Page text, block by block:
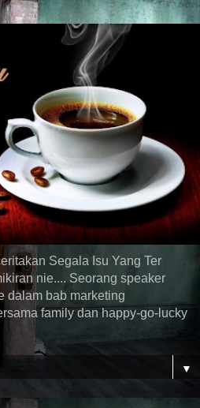
Segala Isu Yang Ter
nie.... Seorang speaker
dalam bab marketing
family dan happy-go-lucky
▼